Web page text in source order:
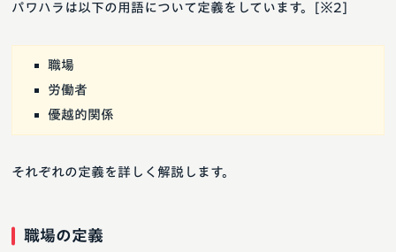
パワハラは以下の用語について定義をしています。[※2]
職場
労働者
優越的関係
それぞれの定義を詳しく解説します。
職場の定義